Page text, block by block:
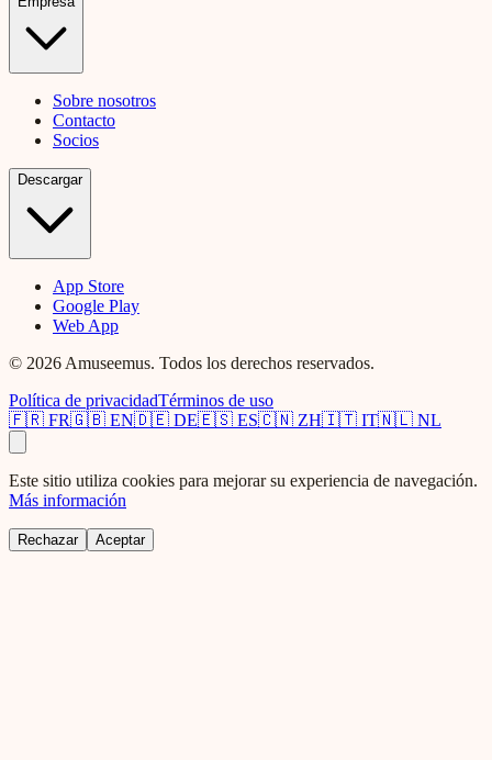
Sobre nosotros
Contacto
Socios
Descargar
App Store
Google Play
Web App
© 2026 Amuseemus. Todos los derechos reservados.
Política de privacidadTérminos de uso
🇫🇷 FR🇬🇧 EN🇩🇪 DE🇪🇸 ES🇨🇳 ZH🇮🇹 IT🇳🇱 NL
Este sitio utiliza cookies para mejorar su experiencia de navegación.
Más información
Rechazar Aceptar